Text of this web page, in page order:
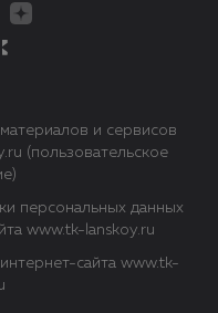
персональных данных
www.tk-lanskoy.ru
и сервисов
(пользовательское
сайта www.tk-